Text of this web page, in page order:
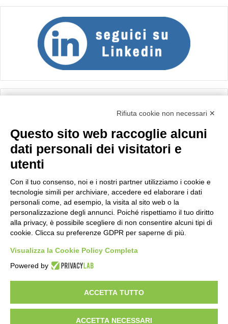
Importo netto (€):
Calcola
Scorporo IVA
Importo lordo (€):
Rifiuta cookie non necessari ✕
Questo sito web raccoglie alcuni
dati personali dei visitatori e
utenti
Con il tuo consenso, noi e i nostri partner utilizziamo i cookie e
tecnologie simili per archiviare, accedere ed elaborare i dati
personali come, ad esempio, la visita al sito web o la
personalizzazione degli annunci. Poiché rispettiamo il tuo diritto
alla privacy, è possibile scegliere di non consentire alcuni tipi di
cookie. Clicca su preferenze GDPR per saperne di più.
Visualizza la Cookie Policy Completa
Powered by
ACCETTA TUTTO
ACCETTA NECESSARI